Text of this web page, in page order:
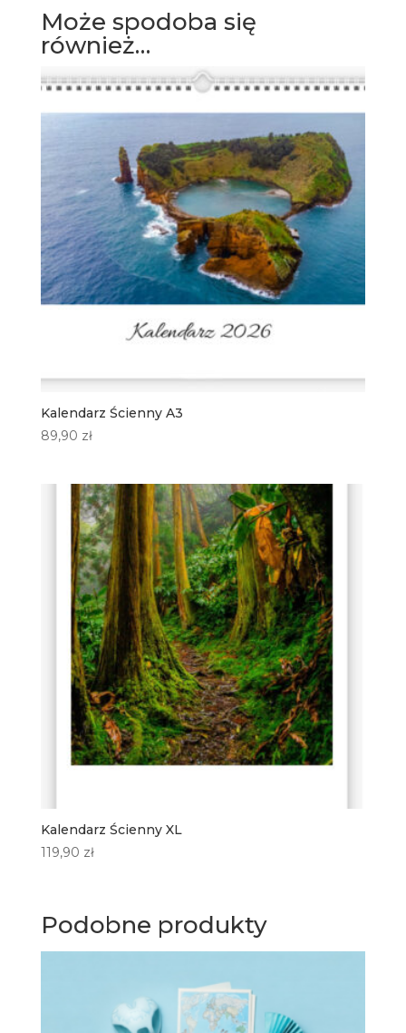
Może spodoba się
również…
Kalendarz Ścienny A3
89,90 zł
Kalendarz Ścienny XL
119,90 zł
Podobne produkty